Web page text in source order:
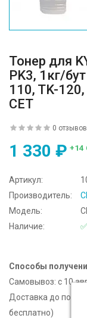
Тонер для
PK3, 1кг/
110, TK-
CET
0 отзывов
1 330 ₽ +14
Артикул:
Производитель:
Модель:
Наличие:
Способы
Самовывоз: c 10
Доставка до
бесплатно)